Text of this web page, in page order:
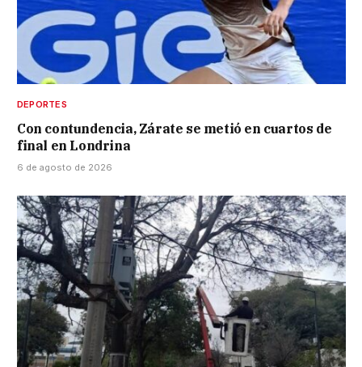
DEPORTES
Con contundencia, Zárate se metió en cuartos de
final en Londrina
6 de agosto de 2026